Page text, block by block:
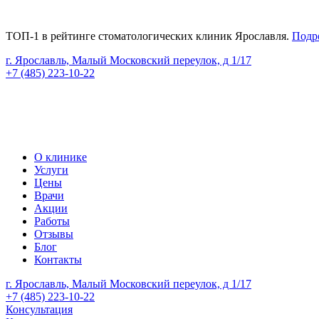
ТОП-1 в рейтинге стоматологических клиник Ярославля.
г. Ярославль, Малый Московский переулок, д 1/17
+7 (485) 223-10-22
О клинике
Услуги
Цены
Врачи
Акции
Работы
Отзывы
Блог
Контакты
г. Ярославль, Малый Московский переулок, д 1/17
+7 (485) 223-10-22
Консультация